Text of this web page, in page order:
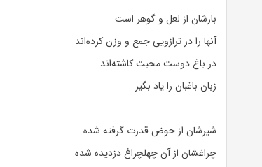
بارشان از لعل و گوهر است
آنها را در ترازویی جمع و وزن کرده‌اند
در باغ دوست محبت کاشته‌اند
زبان باغبان را یاد بگیر
شیرشان از حوض قدرت گرفته شده
چراغشان از آن چهلچراغ دزدیده شده